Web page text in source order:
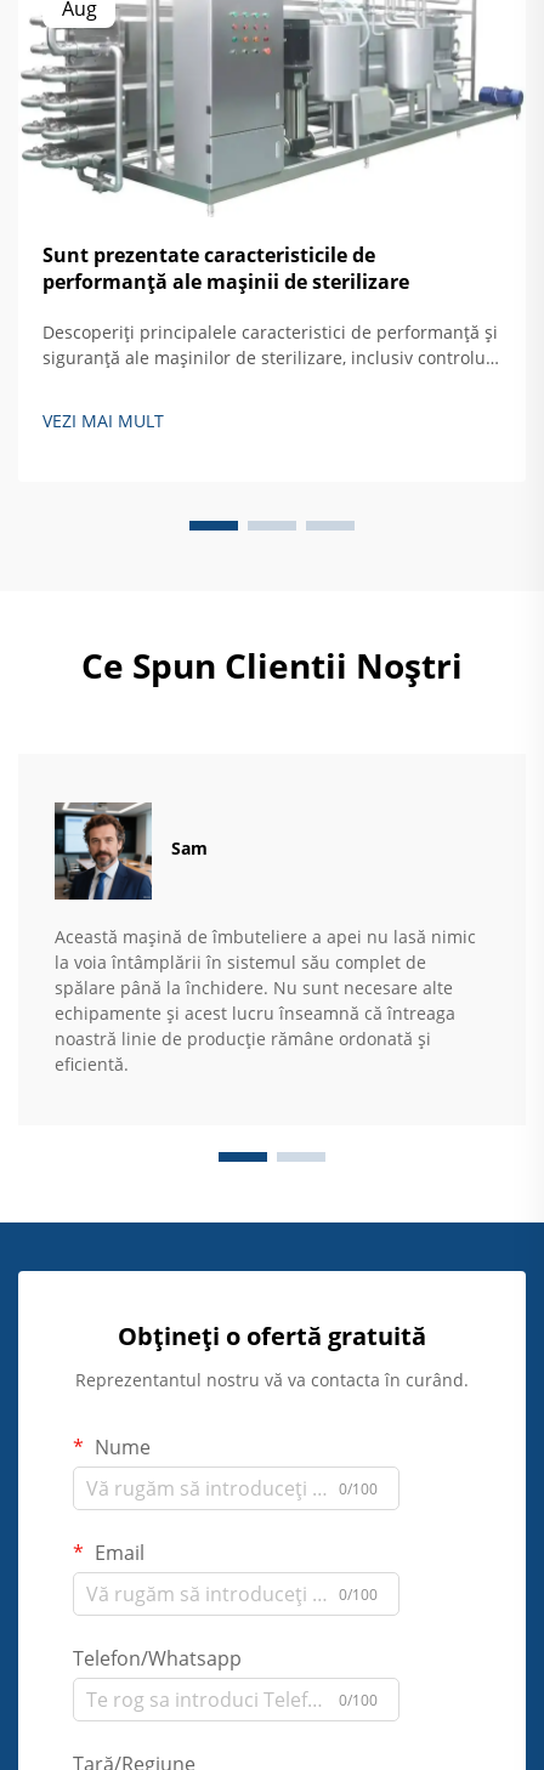
Aug
Sunt prezentate caracteristicile de
performanță ale mașinii de sterilizare
Descoperiți principalele caracteristici de performanță și
siguranță ale mașinilor de sterilizare, inclusiv controlul
sterilizare sigură și eficientă a oglinzilor rigide. Citiți mai
VEZI MAI MULT
Ce Spun Clientii Noștri
Sam
Această mașină de îmbuteliere a apei nu lasă nimic
la voia întâmplării în sistemul său complet de
spălare până la închidere. Nu sunt necesare alte
echipamente și acest lucru înseamnă că întreaga
noastră linie de producție rămâne ordonată și
eficientă.
Obțineți o ofertă gratuită
Reprezentantul nostru vă va contacta în curând.
Nume
0/100
Email
0/100
Telefon/Whatsapp
0/100
Țară/Regiune